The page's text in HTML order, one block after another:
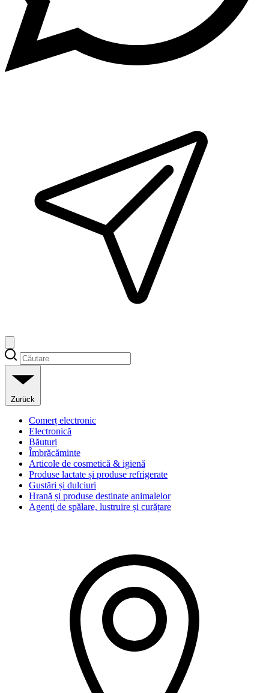
Zurück
Comerț electronic
Electronică
Băuturi
Îmbrăcăminte
Articole de cosmetică & igienă
Produse lactate și produse refrigerate
Gustări și dulciuri
Hrană și produse destinate animalelor
Agenți de spălare, lustruire și curățare